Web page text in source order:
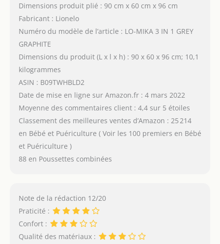
Dimensions produit plié : 90 cm x 60 cm x 96 cm
Fabricant : Lionelo
Numéro du modèle de l’article : LO-MIKA 3 IN 1 GREY
GRAPHITE
Dimensions du produit (L x l x h) : 90 x 60 x 96 cm; 10,1
kilogrammes
ASIN : B09TWHBLD2
Date de mise en ligne sur Amazon.fr : 4 mars 2022
Moyenne des commentaires client : 4,4 sur 5 étoiles
Classement des meilleures ventes d’Amazon : 25 214
en Bébé et Puériculture ( Voir les 100 premiers en Bébé
et Puériculture )
88 en Poussettes combinées
Note de la rédaction 12/20
Praticité :
Confort :
Qualité des matériaux :